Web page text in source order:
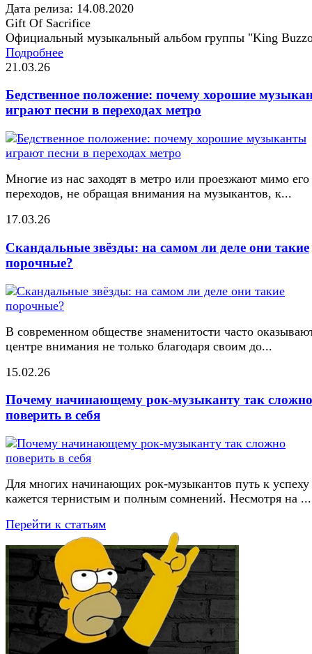
Дата релиза: 14.08.2020
Gift Of Sacrifice
Официальный музыкальный альбом группы "King
Подробнее
21.03.26
Бедственное положение: почему хорошие
играют песни в переходах метро
Многие из нас заходят в метро или проезжают мимо его
переходов, не обращая внимания на музыкантов, к...
17.03.26
Скандальные звёзды: на самом ли деле они такие
порочные?
В современном обществе знаменитости часто
центре внимания не только благодаря своим до...
15.02.26
Почему начинающему рок-музыканту так сложно
поверить в себя
Для многих начинающих рок-музыкантов путь к успеху
кажется тернистым и полным сомнений. Несмотря на ...
Перейти к статьям